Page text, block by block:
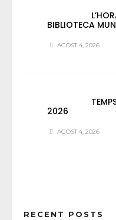
BIBLIOTECA
AGOST 4, 2026
2026
AGOST 4, 2026
RECENT POSTS